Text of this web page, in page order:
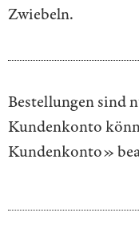
Zwiebeln.
Bestellungen sind
Kundenkonto
Kundenkonto»